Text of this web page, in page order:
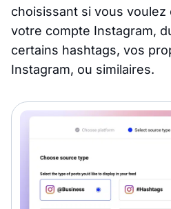
choisissant si vous
votre compte Instagram,
certains hashtags, vos
Instagram, ou similaires.